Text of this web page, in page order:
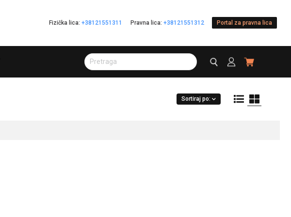
Fizička lica: +38121551311 Pravna lica: +38121551312 Portal za pravna lica
Sortiraj po: